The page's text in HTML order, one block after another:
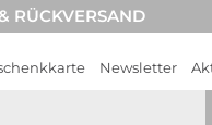
RÜCKVERSAND
Newsletter